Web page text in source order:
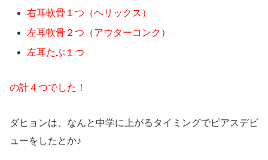
右耳軟骨１つ（ヘリックス）
左耳軟骨２つ（アウターコンク）
左耳たぶ１つ
の計４つでした！
ダヒョンは、なんと中学に上がるタイミングでピアスデビ
ューをしたとか♪